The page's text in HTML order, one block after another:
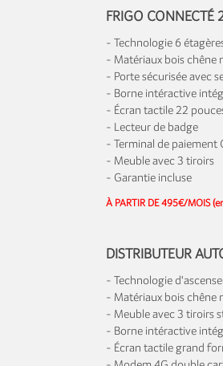
FRIGO CONNECTÉ
- Technologie 6
- Matériaux bois chêne
- Porte sécurisée avec
- Borne intéractive
- Écran tactile 22
- Lecteur de badge
- Terminal de paiement
- Meuble avec 3 tiroirs
- Garantie incluse
À PARTIR DE 495€/MOIS
DISTRIBUTEUR
- Technologie
- Matériaux bois chêne
- Meuble avec 3 tiroirs
- Borne intéractive
- Écran tactile grand